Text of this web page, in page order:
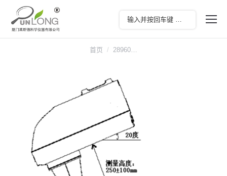
首页 28960…